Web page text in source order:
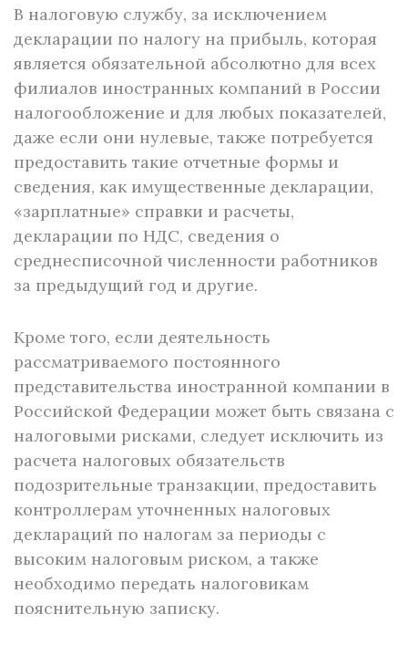
В налоговую службу, за исключением
декларации по налогу на прибыль, которая
является обязательной абсолютно для всех
филиалов иностранных компаний в России
налогообложение и для любых показателей,
даже если они нулевые, также потребуется
предоставить такие отчетные формы и
сведения, как имущественные декларации,
«зарплатные» справки и расчеты,
декларации по НДС, сведения о
среднесписочной численности работников
за предыдущий год и другие.
Кроме того, если деятельность
рассматриваемого постоянного
представительства иностранной компании в
Российской Федерации может быть связана с
налоговыми рисками, следует исключить из
расчета налоговых обязательств
подозрительные транзакции, предоставить
контроллерам уточненных налоговых
деклараций по налогам за периоды с
высоким налоговым риском, а также
необходимо передать налоговикам
пояснительную записку.